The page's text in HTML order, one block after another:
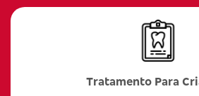
Tratamento Para